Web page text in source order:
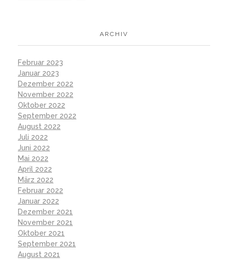
ARCHIV
Februar 2023
Januar 2023
Dezember 2022
November 2022
Oktober 2022
September 2022
August 2022
Juli 2022
Juni 2022
Mai 2022
April 2022
März 2022
Februar 2022
Januar 2022
Dezember 2021
November 2021
Oktober 2021
September 2021
August 2021